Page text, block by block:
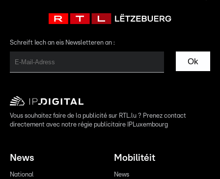
Schreift Iech an eis Newsletteren an :
Ok
Vous souhaitez faire de la publicité sur RTL.lu ? Prenez contact
directement avec notre régie publicitaire IPLuxembourg
News
National
Mobilitéit
News